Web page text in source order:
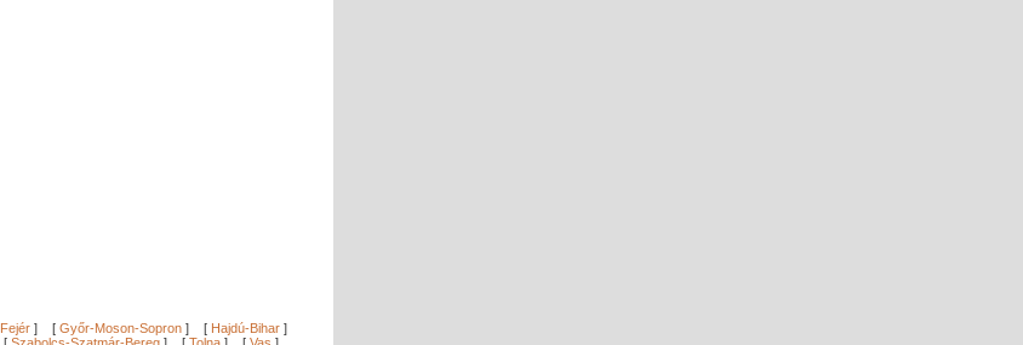
Fejér ] [ Győr-Moson-Sopron ] [ Hajdú-Bihar ]